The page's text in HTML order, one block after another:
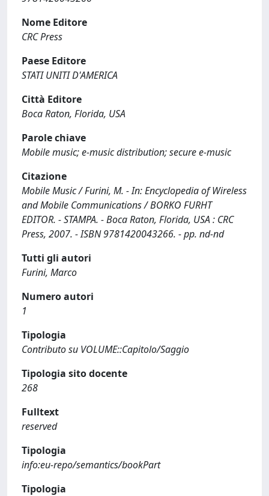
Nome Editore
CRC Press
Paese Editore
STATI UNITI D'AMERICA
Città Editore
Boca Raton, Florida, USA
Parole chiave
Mobile music; e-music distribution; secure e-music
Citazione
Mobile Music / Furini, M. - In: Encyclopedia of Wireless
and Mobile Communications / BORKO FURHT
EDITOR. - STAMPA. - Boca Raton, Florida, USA : CRC
Press, 2007. - ISBN 9781420043266. - pp. nd-nd
Tutti gli autori
Furini, Marco
Numero autori
1
Tipologia
Contributo su VOLUME::Capitolo/Saggio
Tipologia sito docente
268
Fulltext
reserved
Tipologia
info:eu-repo/semantics/bookPart
Tipologia